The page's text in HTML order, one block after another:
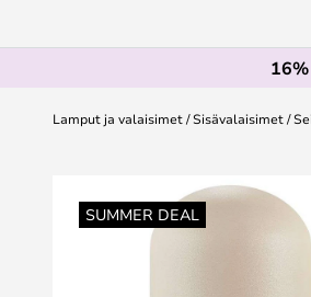
Lamput ja valaisimet Sisävalaisimet
SUMMER DEAL